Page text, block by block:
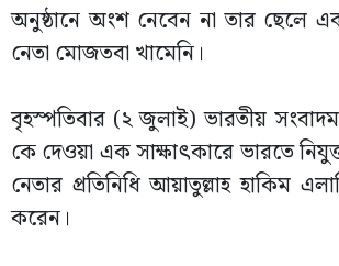
অনুষ্ঠানে অংশ নেবেন না তার ছেলে
নেতা মোজতবা খামেনি।
বৃহস্পতিবার (২ জুলাই) ভারতীয়
কে দেওয়া এক সাক্ষাৎকারে ভারতে
নেতার প্রতিনিধি আয়াতুল্লাহ হাকিম
করেন।